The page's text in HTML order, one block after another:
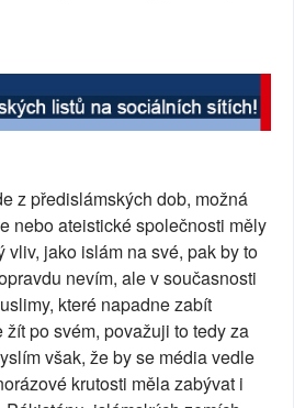
z předislámských dob, možná
nebo ateistické společnosti měly
vliv, jako islám na své, pak by to
nevím, ale v současnosti
které napadne zabít
po svém, považuji to tedy za
však, že by se média vedle
krutosti měla zabývat i